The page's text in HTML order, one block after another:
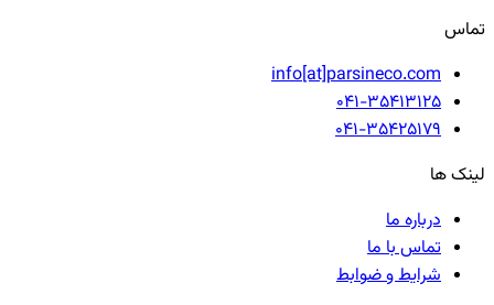
تماس
info[at]parsineco.com
041-35413125
041-35425179
لینک ها
درباره ما
تماس با ما
شرایط و ضوابط